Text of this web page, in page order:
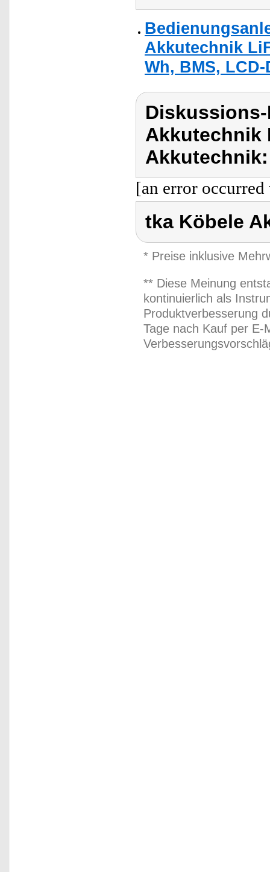
Akkutechnik
Wh, BMS,
Akkutechnik
Akkutechnik:
[an error
tka Köbele
* Preise inklusive
** Diese Meinung
kontinuierlich als
Produktverbesserung
Tage nach Kauf per E-